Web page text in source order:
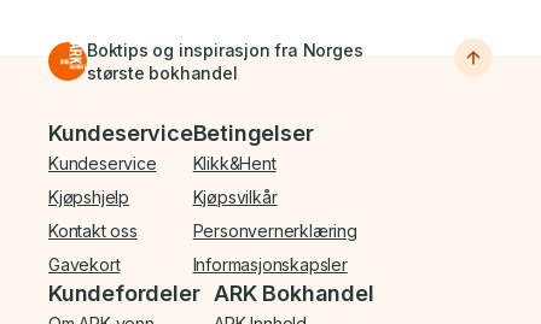
Boktips og inspirasjon fra Norges
største bokhandel
Bunnmeny
Kundeservice
Kundeservice
Kjøpshjelp
Kontakt oss
Gavekort
Betingelser
Klikk&Hent
Kjøpsvilkår
Personvernerklæring
Informasjonskapsler
Kundefordeler ARK Bokhandel